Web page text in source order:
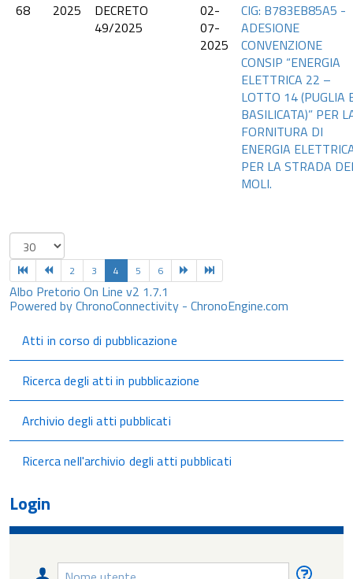
68
2025
DECRETO
49/2025
02-
07-
2025
CIG: B783EB85A5 -
ADESIONE
CONVENZIONE
CONSIP “ENERGIA
ELETTRICA 22 –
LOTTO 14 (PUGLIA
BASILICATA)” PER
FORNITURA DI
ENERGIA
PER LA STRADA DEI
MOLI.
2 3 4 5 6
Albo Pretorio On Line v2 1.7.1
Powered by ChronoConnectivity - ChronoEngine.com
Atti in corso di pubblicazione
Ricerca degli atti in pubblicazione
Archivio degli atti pubblicati
Ricerca nell'archivio degli atti pubblicati
Login
Nome